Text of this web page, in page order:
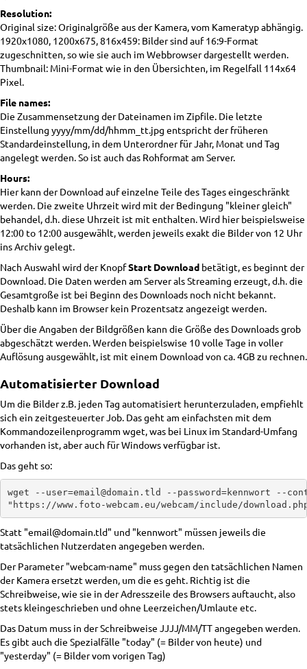
Resolution:
Original size: Originalgröße aus der Kamera, vom Kameratyp abhängig.
1920x1080, 1200x675, 816x459: Bilder sind auf 16:9-Format
zugeschnitten, so wie sie auch im Webbrowser dargestellt werden.
Thumbnail: Mini-Format wie in den Übersichten, im Regelfall 114x64
Pixel.
File names:
Die Zusammensetzung der Dateinamen im Zipfile. Die letzte
Einstellung yyyy/mm/dd/hhmm_tt.jpg entspricht der früheren
Standardeinstellung, in dem Unterordner für Jahr, Monat und Tag
angelegt werden. So ist auch das Rohformat am Server.
Hours:
Hier kann der Download auf einzelne Teile des Tages eingeschränkt
werden. Die zweite Uhrzeit wird mit der Bedingung "kleiner gleich"
behandel, d.h. diese Uhrzeit ist mit enthalten. Wird hier beispielsweise
12:00 to 12:00 ausgewählt, werden jeweils exakt die Bilder von 12 Uhr
ins Archiv gelegt.
Nach Auswahl wird der KnopfStart Download betätigt, es beginnt der
Download. Die Daten werden am Server als Streaming erzeugt, d.h. die
Gesamtgroße ist bei Beginn des Downloads noch nicht bekannt.
Deshalb kann im Browser kein Prozentsatz angezeigt werden.
Über die Angaben der Bildgrößen kann die Größe des Downloads grob
abgeschätzt werden. Werden beispielswise 10 volle Tage in voller
Auflösung ausgewählt, ist mit einem Download von ca. 4GB zu rechnen.
Automatisierter Download
Um die Bilder z.B. jeden Tag automatisiert herunterzuladen, empfiehlt
sich ein zeitgesteuerter Job. Das geht am einfachsten mit dem
Kommandozeilenprogramm wget, was bei Linux im Standard-Umfang
vorhanden ist, aber auch für Windows verfügbar ist.
Das geht so:
wget --user=email@domain.tld --password=kennwort --
Statt "email@domain.tld" und "kennwort" müssen jeweils die
tatsächlichen Nutzerdaten angegeben werden.
Der Parameter "webcam-name" muss gegen den tatsächlichen Namen
der Kamera ersetzt werden, um die es geht. Richtig ist die
Schreibweise, wie sie in der Adresszeile des Browsers auftaucht, also
stets kleingeschrieben und ohne Leerzeichen/Umlaute etc.
Das Datum muss in der Schreibweise JJJJ/MM/TT angegeben werden.
Es gibt auch die Spezialfälle "today" (= Bilder von heute) und
"yesterday" (= Bilder vom vorigen Tag)